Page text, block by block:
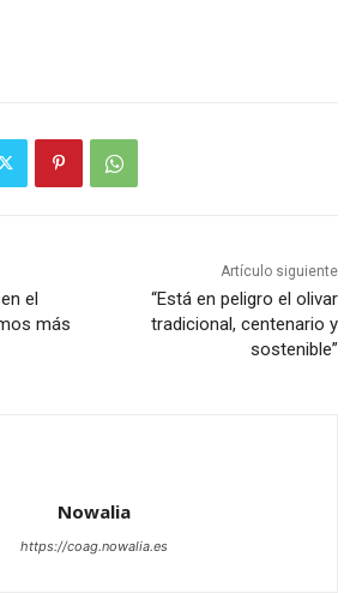
el
más
Artículo siguiente
“Está en peligro el olivar
tradicional, centenario y
sostenible”
Nowalia
https://coag.nowalia.es